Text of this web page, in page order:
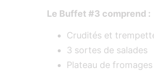
Le Buffet #3 comprend :
Crudités et
3 sortes de salades
Plateau de